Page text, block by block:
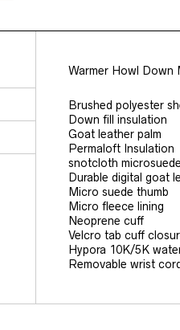
Warmer Howl Down
Brushed polyester
Down fill insulation
Goat leather palm
Permaloft Insulation
snotcloth
Durable digital goat
Micro suede thumb
Micro fleece lining
Neoprene cuff
Velcro tab cuff
Hypora 10K/5K
Removable wrist